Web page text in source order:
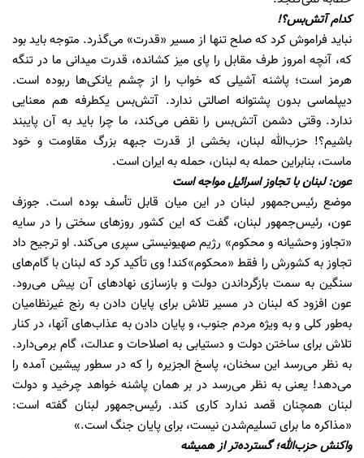
کدام آتش‌بس؟!
نباید فراموش کرد که صلح تنها از مسیر «قدرت» می‌گذرد. متوجه باید بود
که، آنچه امروز طرف مقابل را پای میز کشانده، قدرت میدانی ما در تنگه
هرمز است؛ پاشنه آشیلی که خواب را از چشم یانکی‌ها ربوده است.
دیپلماسی بدون پشتوانه اصالتی ندارد. آتش‌بس یکطرفه هم معنایی
ندارد. وقتی دشمن آتش‌بس را نقض می‌کند، ما چرا باید به آن پایبند
باشیم؟! حزب‌الله لبنان، بخشی از قدرت جبهه بزرگ مقاومت و خود
ماست، بنابراین حمله به لبنان، حمله به ایران است.
عون: لبنان با تجاوز اسرائیل مواجه است
موضع رئیس‌جمهور لبنان در این میان قابل تأسف بوده است. جوزف
عون، رئیس‌جمهور لبنان، گفت که این کشور روزهای سختی را در سایه
«تجاوز وحشیانه و محکوم» رژیم صهیونیستی سپری می‌کند. او ترجیح داد
تجاوز به کشورش را فقط «محکوم»کند! وی تأکید کرد که لبنان با گام‌های
سنگین به سمت بازگرداندن دولت و بازسازی نهادهای آن پیش می‌رود.
عون افزود که لبنان در مسیر تلاش برای پایان دادن به رنج غیرنظامیان
به‌طور کلی و به ویژه مردم جنوب، و پایان دادن به عذاب‌های آنها، در کنار
تلاش برای ساختن دولت و دستیابی به اصلاحات و عدالت، گام برمی‌دارد.
به نظر می‌رسد این سخنان، پاسخ الجزیره را که در سطور پیشین آمده را
می‌دهد! یعنی به نظر می‌رسد در بر همان پاشنه خواهد چرخید و دولت
لبنان همچنان قصد ندارد کاری کند. رئیس‌جمهور لبنان گفته است:
«مذاکره ما برای تسلیم‌شدن نیست، برای پایان جنگ است.»
واکنش حزب‌الله؛ گسترده‌تر از همیشه